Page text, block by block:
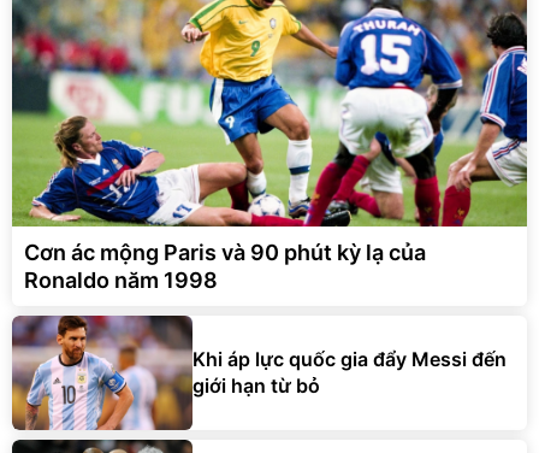
Cơn ác mộng Paris và 90 phút kỳ lạ của
Ronaldo năm 1998
Khi áp lực quốc gia đẩy Messi đến
giới hạn từ bỏ